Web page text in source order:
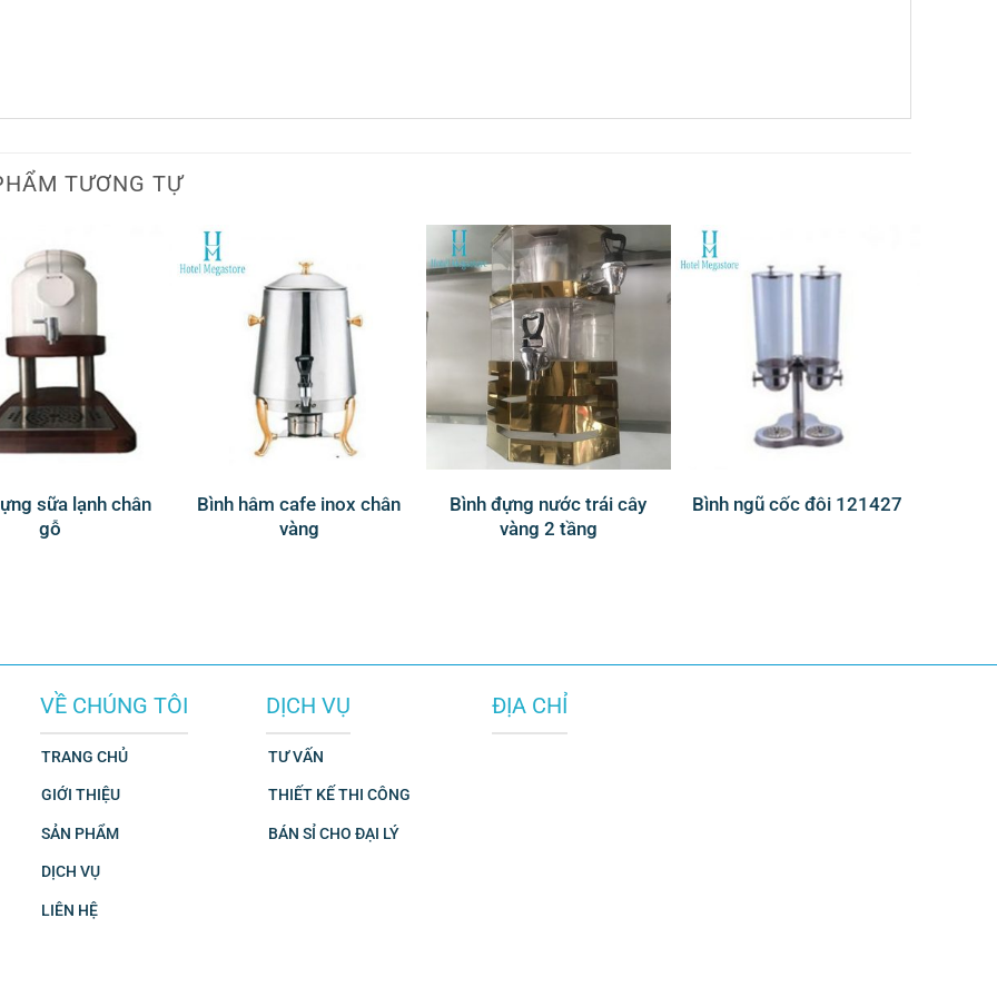
TƯƠNG TỰ
sữa lạnh chân
gỗ
Bình hâm cafe inox chân
vàng
Bình đựng nước trái cây
vàng 2 tầng
Bình ngũ cốc đôi 121427
VỀ CHÚNG TÔI
TRANG CHỦ
GIỚI THIỆU
SẢN PHẨM
DỊCH VỤ
LIÊN HỆ
DỊCH VỤ
TƯ VẤN
THIẾT KẾ THI CÔNG
BÁN SỈ CHO ĐẠI LÝ
ĐỊA CHỈ